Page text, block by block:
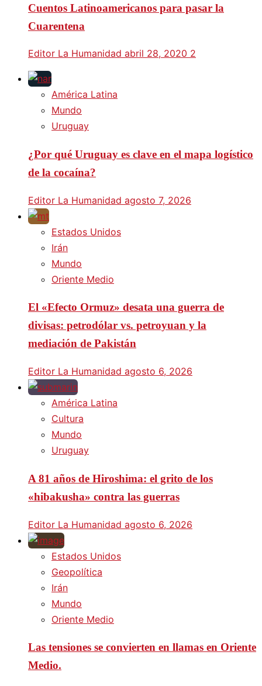
Cuentos Latinoamericanos para pasar la
Cuarentena
Editor La Humanidad abril 28, 2020 2
América Latina
Mundo
Uruguay
¿Por qué Uruguay es clave en el mapa logístico
de la cocaína?
Editor La Humanidad agosto 7, 2026
Estados Unidos
Irán
Mundo
Oriente Medio
El «Efecto Ormuz» desata una guerra de
divisas: petrodólar vs. petroyuan y la
mediación de Pakistán
Editor La Humanidad agosto 6, 2026
América Latina
Cultura
Mundo
Uruguay
A 81 años de Hiroshima: el grito de los
«hibakusha» contra las guerras
Editor La Humanidad agosto 6, 2026
Estados Unidos
Geopolítica
Irán
Mundo
Oriente Medio
Las tensiones se convierten en llamas en Oriente
Medio.